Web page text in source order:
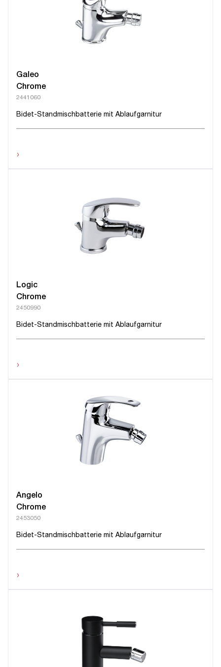
Galeo
Chrome
2441060
Bidet-Standmischbatterie mit Ablaufgarnitur
›
Logic
Chrome
2450990
Bidet-Standmischbatterie mit Ablaufgarnitur
›
Angelo
Chrome
2453050
Bidet-Standmischbatterie mit Ablaufgarnitur
›